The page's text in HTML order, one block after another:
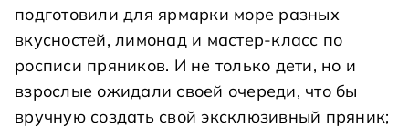
подготовили для ярмарки море разных
вкусностей, лимонад и мастер-класс по
росписи пряников. И не только дети, но и
взрослые ожидали своей очереди, что бы
вручную создать свой эксклюзивный пряник;